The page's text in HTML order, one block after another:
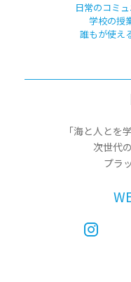
日常のコミ
学校の授
誰もが使え
「海と人とを
次世代
プラ